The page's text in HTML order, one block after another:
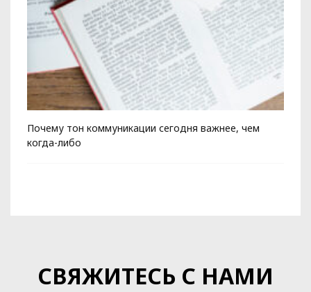
Почему тон коммуникации сегодня важнее, чем
когда-либо
СВЯЖИТЕСЬ С НАМИ